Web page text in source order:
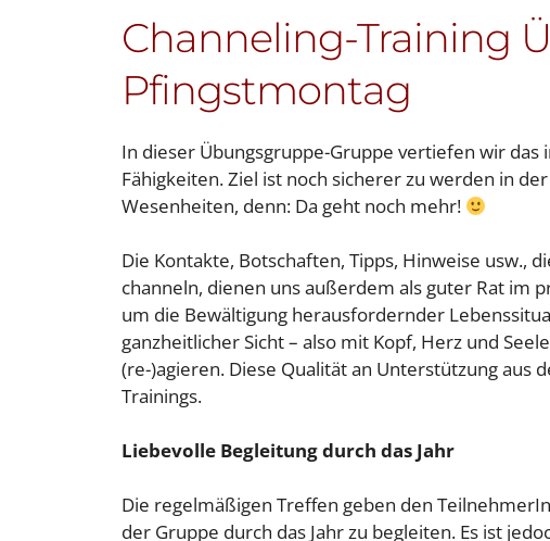
Channeling-Training
Pfingstmontag
In dieser Übungsgruppe-Gruppe vertiefen wir
Fähigkeiten. Ziel ist noch sicherer zu werden in
Wesenheiten, denn: Da geht noch mehr!
Die Kontakte, Botschaften, Tipps, Hinweise usw.,
channeln, dienen uns außerdem als guter Rat im
um die Bewältigung herausfordernder
ganzheitlicher Sicht – also mit Kopf, Herz und
(re-)agieren. Diese Qualität an Unterstützung aus
Trainings.
Liebevolle Begleitung durch das Jahr
Die regelmäßigen Treffen geben den
der Gruppe durch das Jahr zu begleiten. Es ist